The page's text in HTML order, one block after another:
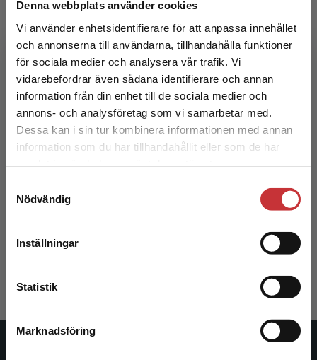
Denna webbplats använder cookies
Vi använder enhetsidentifierare för att anpassa innehållet
och annonserna till användarna, tillhandahålla funktioner
för sociala medier och analysera vår trafik. Vi
vidarebefordrar även sådana identifierare och annan
information från din enhet till de sociala medier och
annons- och analysföretag som vi samarbetar med.
Dessa kan i sin tur kombinera informationen med annan
information som du har tillhandahållit eller som de har
Nödvändig
Inställningar
Statistik
Marknadsföring
Begränsad fraktregion
Det verkar som att du besöker
studentlitteratur.se via en enhet utanför Sverige.
Vi erbjuder inte leveranser utanför Sverige. För
att kunna slutföra ett köp måste
Edvinsson, E - Larsson, R (red.)
208 krinkl. moms
Exkl. moms: 196 kr
Akut omhändertagande av trauma